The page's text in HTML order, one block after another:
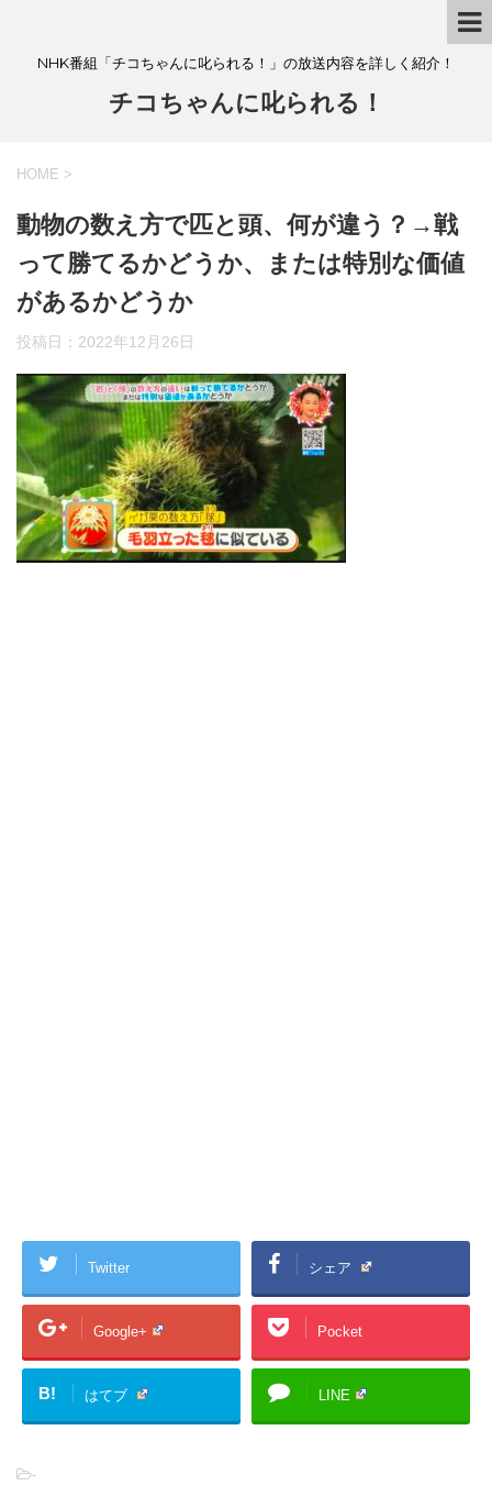
NHK番組「チコちゃんに叱られる！」の放送内容を詳しく紹介！
チコちゃんに叱られる！
HOME >
動物の数え方で匹と頭、何が違う？→戦
って勝てるかどうか、または特別な価値
があるかどうか
投稿日： 2022年12月26日
Twitter シェア
Google+ Pocket
B! はてブ LINE
-